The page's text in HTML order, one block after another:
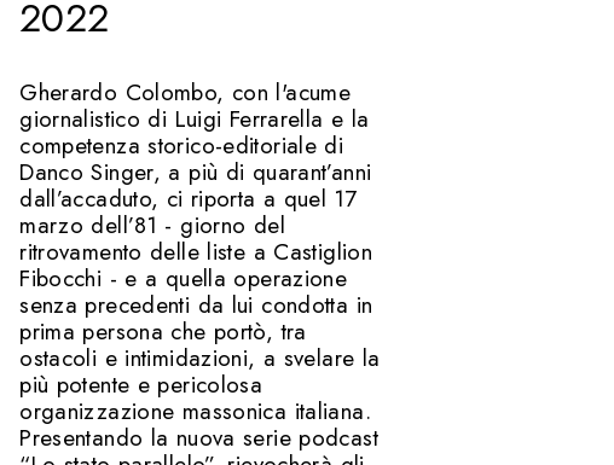
2022
Gherardo Colombo, con l'acume
giornalistico di Luigi Ferrarella e la
competenza storico-editoriale di
Danco Singer, a più di quarant’anni
dall’accaduto, ci riporta a quel 17
marzo dell’81 - giorno del
ritrovamento delle liste a Castiglion
Fibocchi - e a quella operazione
senza precedenti da lui condotta in
prima persona che portò, tra
ostacoli e intimidazioni, a svelare la
più potente e pericolosa
organizzazione massonica italiana.
Presentando la nuova serie podcast